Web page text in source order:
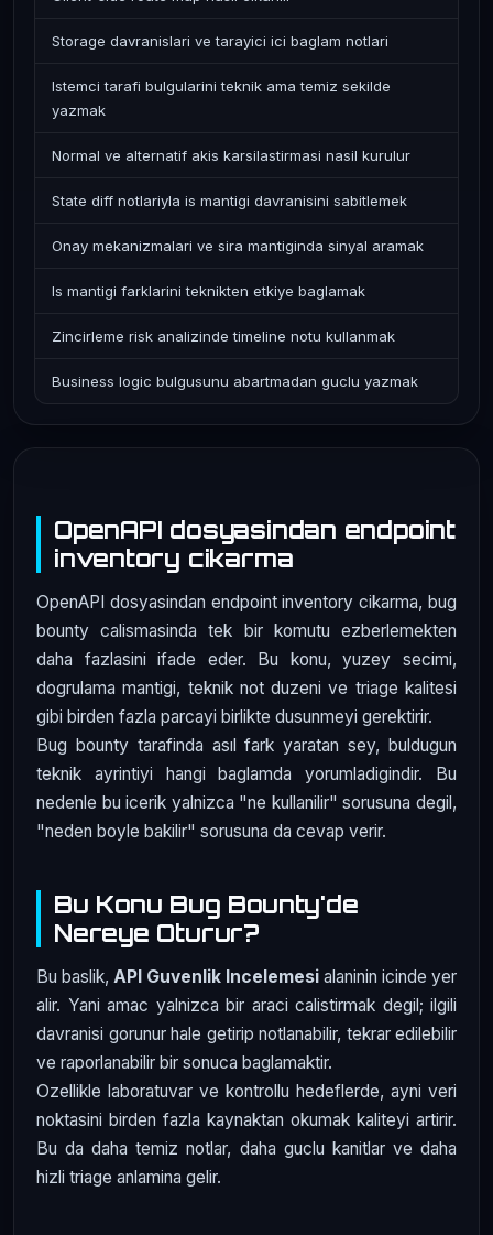
OpenAPI dosyasindan endpoint
inventory cikarma
OpenAPI dosyasindan endpoint inventory cikarma, bug
bounty calismasinda tek bir komutu ezberlemekten
daha fazlasini ifade eder. Bu konu, yuzey secimi,
dogrulama mantigi, teknik not duzeni ve triage kalitesi
gibi birden fazla parcayi birlikte dusunmeyi gerektirir.
Bug bounty tarafinda asıl fark yaratan sey, buldugun
teknik ayrintiyi hangi baglamda yorumladigindir. Bu
nedenle bu icerik yalnizca "ne kullanilir" sorusuna degil,
"neden boyle bakilir" sorusuna da cevap verir.
Bu Konu Bug Bounty'de
Nereye Oturur?
Bu baslik, API Guvenlik Incelemesi alaninin icinde yer
alir. Yani amac yalnizca bir araci calistirmak degil; ilgili
davranisi gorunur hale getirip notlanabilir, tekrar edilebilir
ve raporlanabilir bir sonuca baglamaktir.
Ozellikle laboratuvar ve kontrollu hedeflerde, ayni veri
noktasini birden fazla kaynaktan okumak kaliteyi artirir.
Bu da daha temiz notlar, daha guclu kanitlar ve daha
hizli triage anlamina gelir.
Storage davranislari ve tarayici ici baglam notlari
Istemci tarafi bulgularini teknik ama temiz sekilde
yazmak
Normal ve alternatif akis karsilastirmasi nasil kurulur
State diff notlariyla is mantigi davranisini sabitlemek
Onay mekanizmalari ve sira mantiginda sinyal aramak
Is mantigi farklarini teknikten etkiye baglamak
Zincirleme risk analizinde timeline notu kullanmak
Business logic bulgusunu abartmadan guclu yazmak